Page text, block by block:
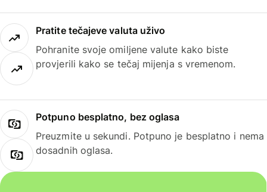
Pratite tečajeve valuta uživo
Pohranite svoje omiljene valute kako biste
provjerili kako se tečaj mijenja s vremenom.
Potpuno besplatno, bez oglasa
Preuzmite u sekundi. Potpuno je besplatno i nema
dosadnih oglasa.